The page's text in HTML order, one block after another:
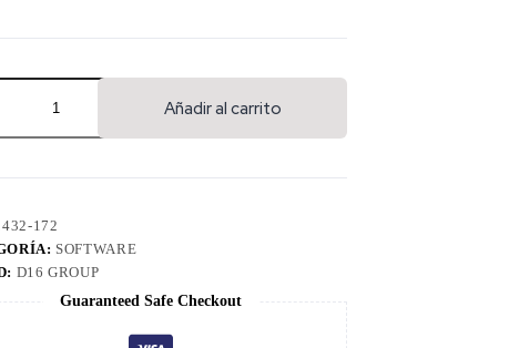
Añadir al carrito
172
SOFTWARE
D16 GROUP
Guaranteed Safe Checkout